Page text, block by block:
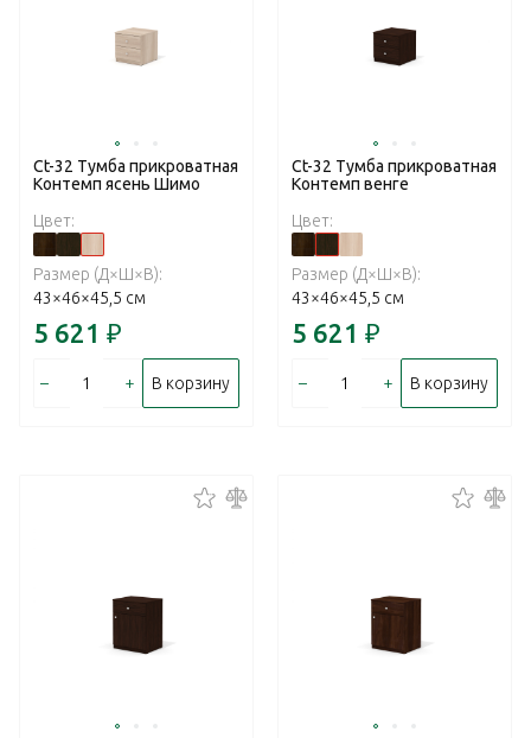
Ct-32 Тумба прикроватная
Контемп ясень Шимо
Цвет:
Размер (Д×Ш×В):
43×46×45,5 см
5 621 ₽
– + В корзину
Ct-32 Тумба прикроватная
Контемп венге
Цвет:
Размер (Д×Ш×В):
43×46×45,5 см
5 621 ₽
– + В корзину